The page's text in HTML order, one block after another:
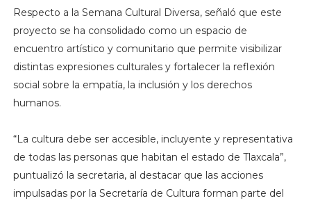
Respecto a la Semana Cultural Diversa, señaló que este
proyecto se ha consolidado como un espacio de
encuentro artístico y comunitario que permite visibilizar
distintas expresiones culturales y fortalecer la reflexión
social sobre la empatía, la inclusión y los derechos
humanos.
“La cultura debe ser accesible, incluyente y representativa
de todas las personas que habitan el estado de Tlaxcala”,
puntualizó la secretaria, al destacar que las acciones
impulsadas por la Secretaría de Cultura forman parte del